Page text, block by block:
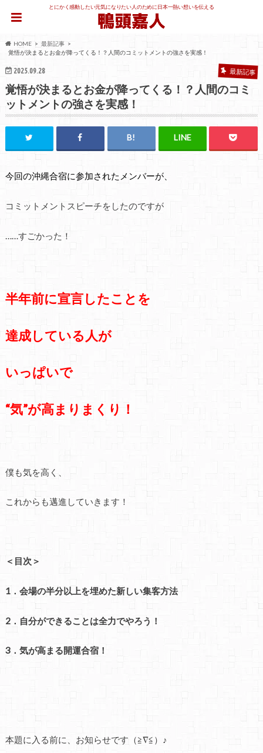
とにかく感動したい元気になりたい人のために日本一熱い想いを伝える
HOME
最新記事
覚悟が決まるとお金が降ってくる！？人間のコミットメントの強さを実感！
2025.09.28 最新記事
覚悟が決まるとお金が降ってくる！？人間のコミ
ットメントの強さを実感！
今回の沖縄合宿に参加されたメンバーが、
コミットメントスピーチをしたのですが
……すごかった！
半年前に宣言したことを
達成している人が
いっぱいで
“気”が高まりまくり！
僕も気を高く、
これからも邁進していきます！
＜目次＞
1．会場の半分以上を埋めた新しい集客方法
2．自分ができることは全力でやろう！
3．気が高まる開運合宿！
本題に入る前に、お知らせです（≧∇≦）♪